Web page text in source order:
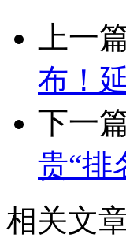
上一
布！
下一
贵“排
相关文